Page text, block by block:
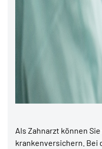
Als Zahnarzt können
krankenversichern. Bei